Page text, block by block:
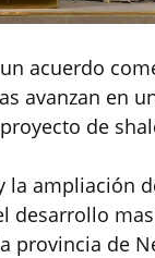
acuerdo
avanzan en
de
la ampliación
provincia de